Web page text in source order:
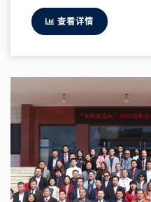
查看详情